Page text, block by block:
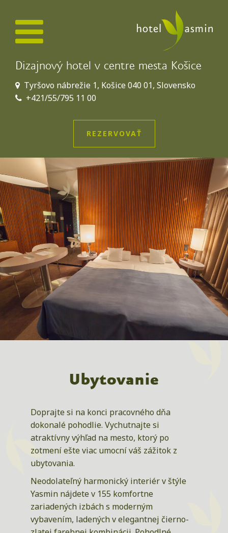
Dizajnový hotel v centre mesta Košice
Tyršovo nábrežie 1, Košice 040 01, Slovensko
+421/55/795 11 00
REZERVOVAŤ
Ubytovanie
Doprajte si na konci pracovného dňa
dokonalé pohodlie. Vychutnajte si
atraktívny výhľad na mesto, ktorý po
zotmení ešte viac umocní váš zážitok z
ubytovania.
Neodolateľný harmonický interiér v štýle
Yasmin nájdete v 155 komfortne
zariadených izbách s moderným
vybavením, ladených v elegantnej čierno-